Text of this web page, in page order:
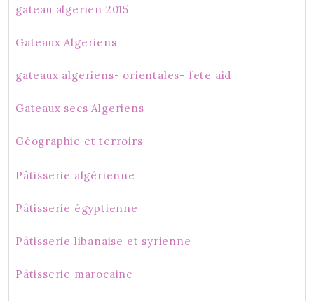
gateau algerien 2015
Gateaux Algeriens
gateaux algeriens- orientales- fete aid
Gateaux secs Algeriens
Géographie et terroirs
Pâtisserie algérienne
Pâtisserie égyptienne
Pâtisserie libanaise et syrienne
Pâtisserie marocaine